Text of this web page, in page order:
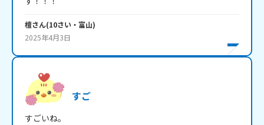
檀さん(10さい・ 富山)
2025年4月3日
すご
すごいね。